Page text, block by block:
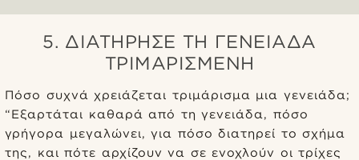
5. ΔΙΑΤΉΡΗΣΕ ΤΗ ΓΕΝΕΙΆΔΑ
ΤΡΙΜΑΡΙΣΜΈΝΗ
Πόσο συχνά χρειάζεται τριμάρισμα μια γενειάδα;
“Εξαρτάται καθαρά από τη γενειάδα, πόσο
γρήγορα μεγαλώνει, για πόσο διατηρεί το σχήμα
της, και πότε αρχίζουν να σε ενοχλούν οι τρίχες